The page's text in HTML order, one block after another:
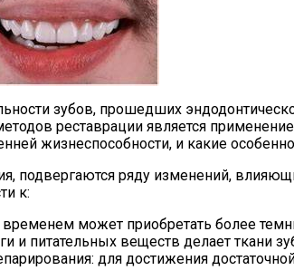
зубов, прошедших
реставрации является
жизнеспособности, и какие
подвергаются ряду изменений,
к:
может приобретать более
и питательных веществ делает ткани
для достижения